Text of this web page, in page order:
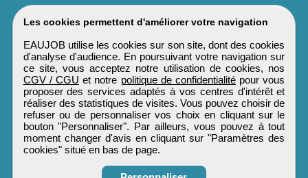
Les cookies permettent d'améliorer votre navigation
EAUJOB utilise les cookies sur son site, dont des cookies
d'analyse d'audience. En poursuivant votre navigation sur
ce site, vous acceptez notre utilisation de cookies, nos
CGV / CGU et notre politique de confidentialité pour vous
proposer des services adaptés à vos centres d'intérêt et
réaliser des statistiques de visites. Vous pouvez choisir de
refuser ou de personnaliser vos choix en cliquant sur le
bouton "Personnaliser". Par ailleurs, vous pouvez à tout
moment changer d'avis en cliquant sur "Paramètres des
cookies" situé en bas de page.